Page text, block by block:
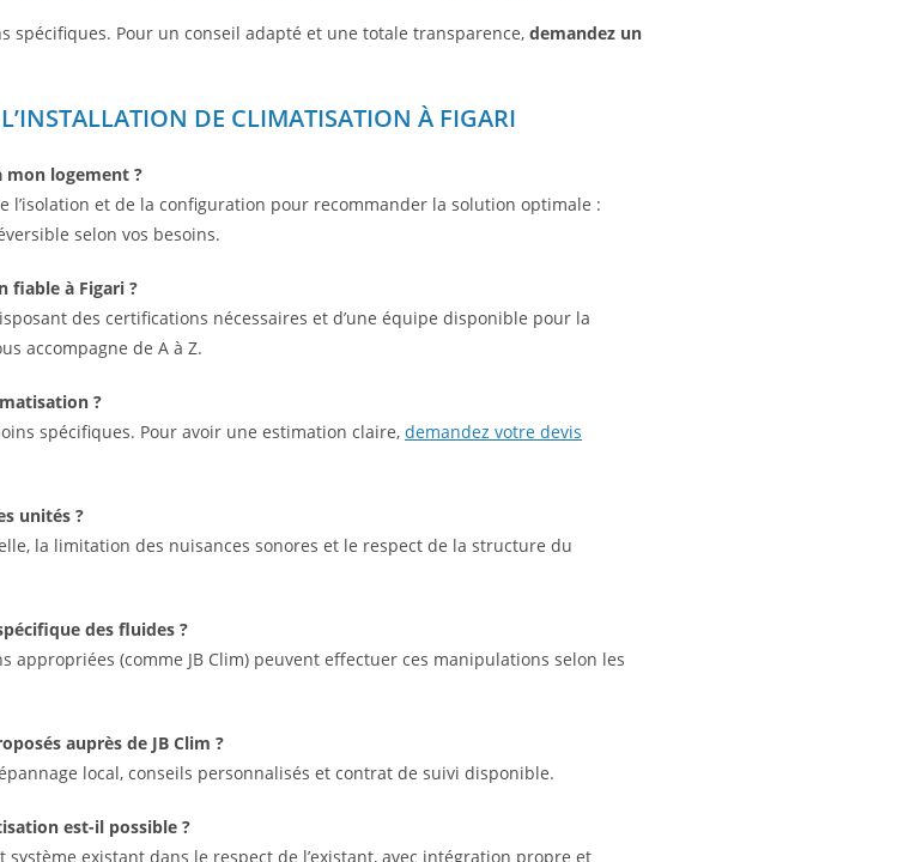
spécifiques. Pour un conseil adapté et une totale transparence, demandez un
DE CLIMATISATION À FIGARI
mon logement ?
l’isolation et de la configuration pour recommander la solution optimale :
selon vos besoins.
fiable à Figari ?
des certifications nécessaires et d’une équipe disponible pour la
accompagne de A à Z.
?
spécifiques. Pour avoir une estimation claire, demandez votre devis
unités ?
la limitation des nuisances sonores et le respect de la structure du
des fluides ?
appropriées (comme JB Clim) peuvent effectuer ces manipulations selon les
auprès de JB Clim ?
local, conseils personnalisés et contrat de suivi disponible.
est-il possible ?
existant dans le respect de l’existant, avec intégration propre et